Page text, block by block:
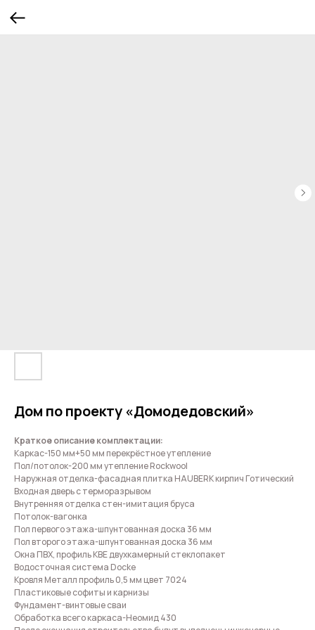
Дом по проекту «Домодедовский»
Краткое описание комплектации:
Каркас-150 мм+50 мм перекрёстное утепление
Пол/потолок-200 мм утепление Rockwool
Наружная отделка-фасадная плитка HAUBERK кирпич Готический
Входная дверь с терморазрывом
Внутренняя отделка стен-имитация бруса
Потолок-вагонка
Пол первого этажа-шпунтованная доска 36 мм
Пол второго этажа-шпунтованная доска 36 мм
Окна ПВХ, профиль КВЕ двухкамерный стеклопакет
Водосточная система Docke
Кровля Металл профиль 0,5 мм цвет 7024
Пластиковые софиты и карнизы
Фундамент-винтовые сваи
Обработка всего каркаса-Неомид 430